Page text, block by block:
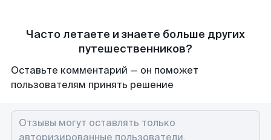
Часто летаете и знаете больше других
путешественников?
Оставьте комментарий — он поможет
пользователям принять решение